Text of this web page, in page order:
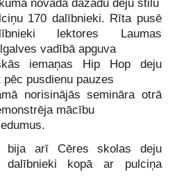
novada dažādu deju stilu
170 dalībnieki. Rīta pusē
lektores Laumas
vadībā apguva
iemaņas Hip Hop deju
pusdienu pauzes
norisinājās semināra otrā
mācību
bija arī Cēres skolas deju
dalībnieki kopā ar pulciņa